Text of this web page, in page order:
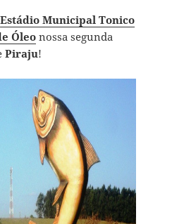
Estádio Municipal Tonico
Óleo nossa segunda
Piraju!